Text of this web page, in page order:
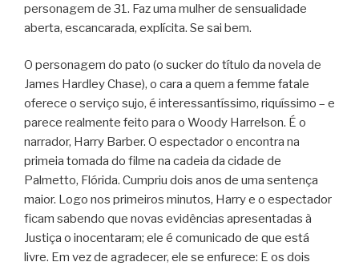
personagem de 31. Faz uma mulher de sensualidade
aberta, escancarada, explícita. Se sai bem.
O personagem do pato (o sucker do título da novela de
James Hardley Chase), o cara a quem a femme fatale
oferece o serviço sujo, é interessantíssimo, riquíssimo – e
parece realmente feito para o Woody Harrelson. É o
narrador, Harry Barber. O espectador o encontra na
primeia tomada do filme na cadeia da cidade de
Palmetto, Flórida. Cumpriu dois anos de uma sentença
maior. Logo nos primeiros minutos, Harry e o espectador
ficam sabendo que novas evidências apresentadas à
Justiça o inocentaram; ele é comunicado de que está
livre. Em vez de agradecer, ele se enfurece: E os dois